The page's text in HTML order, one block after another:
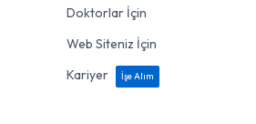
Doktorlar İçin
Web Siteniz İçin
Kariyer
İşe Alım